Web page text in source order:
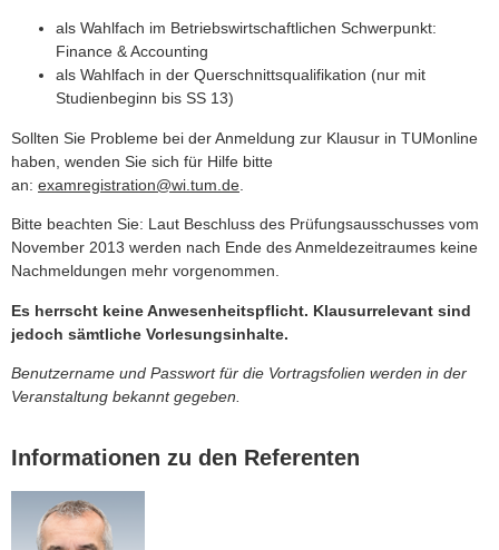
als Wahlfach im Betriebswirtschaftlichen Schwerpunkt:
Finance & Accounting
als Wahlfach in der Querschnittsqualifikation (nur mit
Studienbeginn bis SS 13)
Sollten Sie Probleme bei der Anmeldung zur Klausur in TUMonline
haben, wenden Sie sich für Hilfe bitte
an: examregistration@wi.tum.de
Bitte beachten Sie: Laut Beschluss des Prüfungsausschusses vom
November 2013 werden nach Ende des Anmeldezeitraumes keine
Nachmeldungen mehr vorgenommen.
Es herrscht keine Anwesenheitspflicht. Klausurrelevant sind
jedoch sämtliche Vorlesungsinhalte.
Benutzername und Passwort für die Vortragsfolien werden in der
Veranstaltung bekannt gegeben.
Informationen zu den Referenten